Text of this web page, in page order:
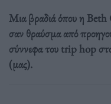
Μια βραδιά όπου η Beth
σαν θραύσμα από
σύννεφα του trip hop
(μας).